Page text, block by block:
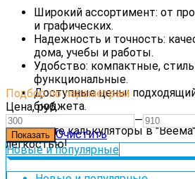
Широкий ассортимент: от
и графических.
Надежность и точность:
дома, учебы и работы.
Удобство: компактные,
функциональные.
Доступные цены:
бюджета.
Выбирайте калькуляторы в
легкостью!
Подбор по параметрам
Цена,руб.
—
Очистить
Новые и популярные